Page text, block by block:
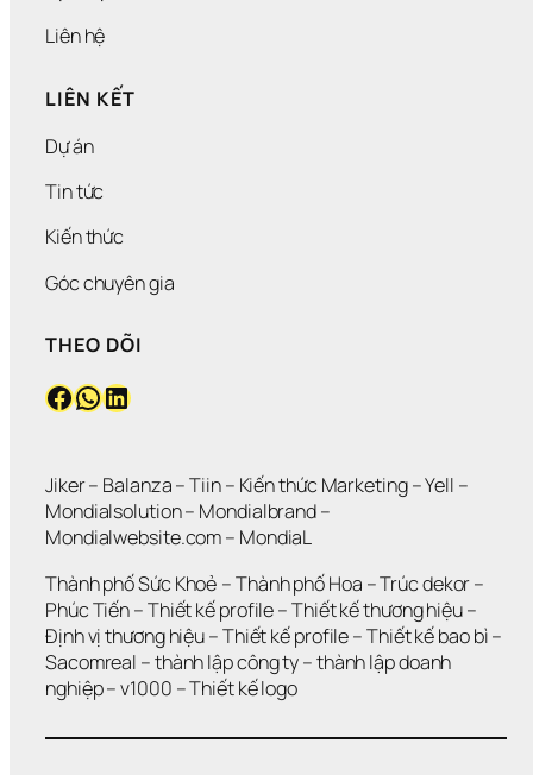
Liên hệ
LIÊN KẾT
Dự án
Tin tức
Kiến thức
Góc chuyên gia
THEO DÕI
Facebook WhatsApp LinkedIn
Jiker – Balanza – Tiin – Kiến thức Marketing – Yell
Mondialsolution – Mondialbrand
Mondialwebsite.com – MondiaL
Thành phố Sức Khoẻ – Thành phố Hoa – Trúc dekor
Phúc Tiến – Thiết kế profile – Thiết kế thương hiệu
Định vị thương hiệu – Thiết kế profile – Thiết kế bao bì
Sacomreal – thành lập công ty – thành lập doanh
nghiệp – v1000 – Thiết kế logo